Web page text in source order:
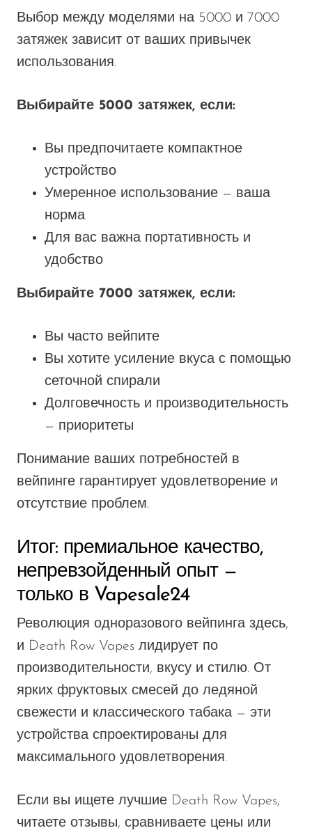
Выбор между моделями на 5000 и 7000
затяжек зависит от ваших привычек
использования.
Выбирайте 5000 затяжек, если:
Вы предпочитаете компактное
устройство
Умеренное использование — ваша
норма
Для вас важна портативность и
удобство
Выбирайте 7000 затяжек, если:
Вы часто вейпите
Вы хотите усиление вкуса с помощью
сеточной спирали
Долговечность и производительность
— приоритеты
Понимание ваших потребностей в
вейпинге гарантирует удовлетворение и
отсутствие проблем.
Итог: премиальное качество,
непревзойденный опыт —
только в Vapesale24
Революция одноразового вейпинга здесь,
и Death Row Vapes лидирует по
производительности, вкусу и стилю. От
ярких фруктовых смесей до ледяной
свежести и классического табака — эти
устройства спроектированы для
максимального удовлетворения.
Если вы ищете лучшие Death Row Vapes,
читаете отзывы, сравниваете цены или